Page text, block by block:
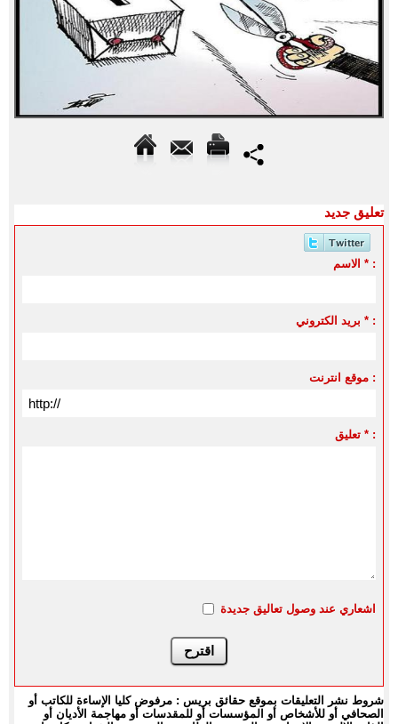
تعليق جديد
الاسم * :
بريد الكتروني * :
موقع انترنت :
تعليق * :
اشعاري عند وصول تعاليق جديدة
شروط نشر التعليقات بموقع حقائق بريس : مرفوض كليا الإساءة للكاتب أو
الصحافي أو للأشخاص أو المؤسسات أو للمقدسات أو مهاجمة الأديان أو